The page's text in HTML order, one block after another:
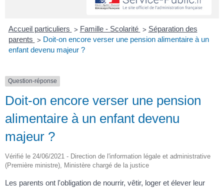
Accueil particuliers > Famille - Scolarité > Séparation des
parents > Doit-on encore verser une pension alimentaire à un
enfant devenu majeur ?
Question-réponse
Doit-on encore verser une pension
alimentaire à un enfant devenu
majeur ?
Vérifié le 24/06/2021 - Direction de l'information légale et administrative
(Première ministre), Ministère chargé de la justice
Les parents ont l'obligation de nourrir, vêtir, loger et élever leur